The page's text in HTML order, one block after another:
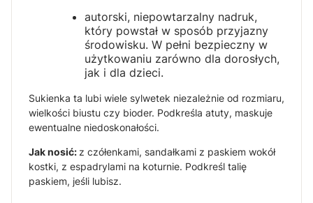
autorski, niepowtarzalny nadruk,
który powstał w sposób przyjazny
środowisku. W pełni bezpieczny w
użytkowaniu zarówno dla dorosłych,
jak i dla dzieci.
Sukienka ta lubi wiele sylwetek niezależnie od rozmiaru,
wielkości biustu czy bioder. Podkreśla atuty, maskuje
ewentualne niedoskonałości.
Jak nosić: z czółenkami, sandałkami z paskiem wokół
kostki, z espadrylami na koturnie. Podkreśl talię
paskiem, jeśli lubisz.